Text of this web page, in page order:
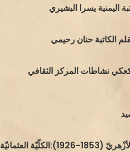
اليمنية يسرا البشيري
الكاتبة حنان رحيمي
نشاطات المركز الثقافي
العثمانيّة